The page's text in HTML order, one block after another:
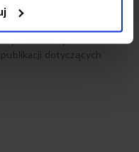
Afterfit
dotyczących